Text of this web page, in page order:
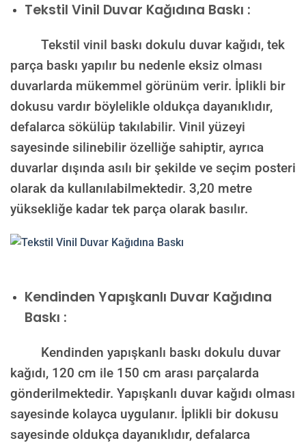
Tekstil Vinil Duvar Kağıdına Baskı :
Tekstil vinil baskı dokulu duvar kağıdı, tek
parça baskı yapılır bu nedenle eksiz olması
duvarlarda mükemmel görünüm verir. İplikli bir
dokusu vardır böylelikle oldukça dayanıklıdır,
defalarca sökülüp takılabilir. Vinil yüzeyi
sayesinde silinebilir özelliğe sahiptir, ayrıca
duvarlar dışında asılı bir şekilde ve seçim posteri
olarak da kullanılabilmektedir. 3,20 metre
yüksekliğe kadar tek parça olarak basılır.
Kendinden Yapışkanlı Duvar Kağıdına
Baskı :
Kendinden yapışkanlı baskı dokulu duvar
kağıdı, 120 cm ile 150 cm arası parçalarda
gönderilmektedir. Yapışkanlı duvar kağıdı olması
sayesinde kolayca uygulanır. İplikli bir dokusu
sayesinde oldukça dayanıklıdır, defalarca